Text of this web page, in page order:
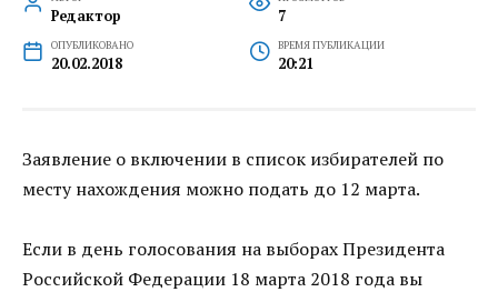
Редактор 7
ОПУБЛИКОВАНО
20.02.2018
ВРЕМЯ ПУБЛИКАЦИИ
20:21
Заявление о включении в список избирателей по
месту нахождения можно подать до 12 марта.
Если в день голосования на выборах Президента
Российской Федерации 18 марта 2018 года вы